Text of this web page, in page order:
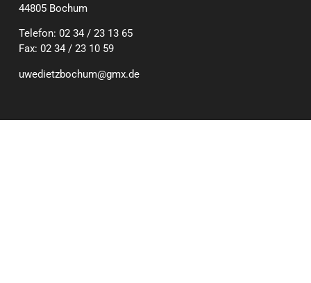
44805 Bochum
Telefon: 02 34 / 23 13 65
Fax: 02 34 / 23 10 59
uwedietzbochum@gmx.de